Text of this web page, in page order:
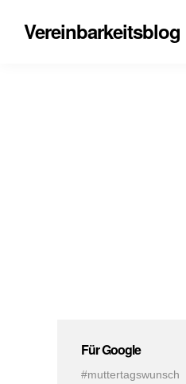
Vereinbarkeitsblog
Für Google
#muttertagswunsch